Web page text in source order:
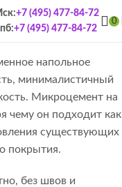
+7 (495) 477-84-72
+7 (495) 477-84-72
0
пола
напольное
минималистичный
Микроцемент на
чему он подходит как
существующих
покрытия.
без швов и